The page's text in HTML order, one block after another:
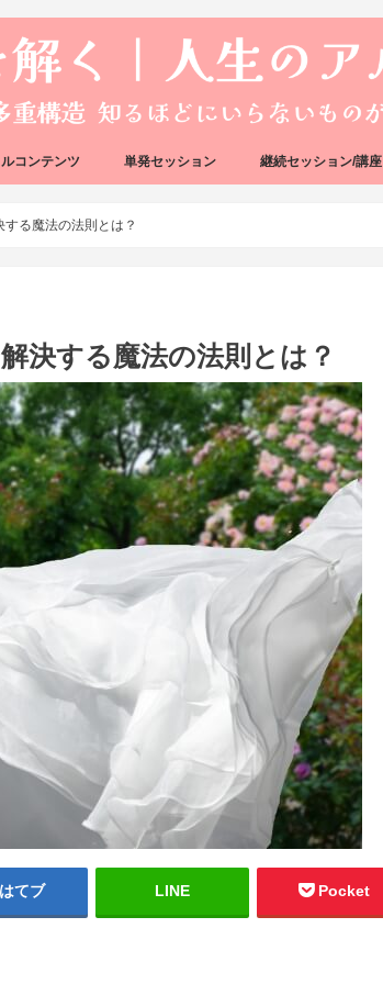
コンテンツ 単発セッション 継続セッション/講座
する魔法の法則とは？
決する魔法の法則とは？
はてブ LINE Pocket